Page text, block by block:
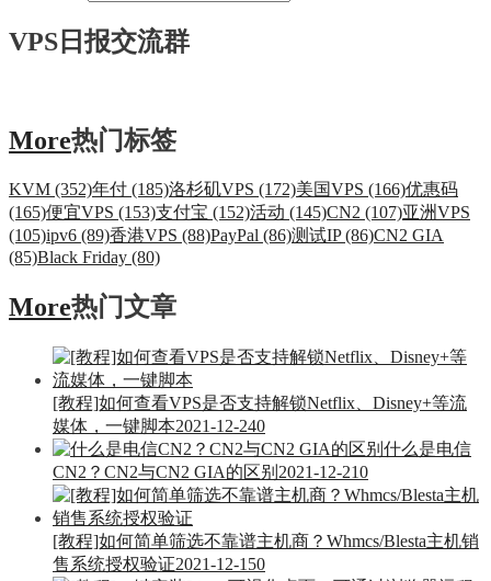
VPS日报交流群
More热门标签
KVM (352)年付 (185)洛杉矶VPS (172)美国VPS (166)优惠码
(165)便宜VPS (153)支付宝 (152)活动 (145)CN2 (107)亚洲VPS
(105)ipv6 (89)香港VPS (88)PayPal (86)测试IP (86)CN2 GIA
(85)Black Friday (80)
More热门文章
[教程]如何查看VPS是否支持解锁Netflix、Disney+等流
媒体，一键脚本2021-12-240
什么是电信
CN2？CN2与CN2 GIA的区别 2021-12-210
[教程]如何简单筛选不靠谱主机商？Whmcs/Blesta主机销
售系统授权验证2021-12-150